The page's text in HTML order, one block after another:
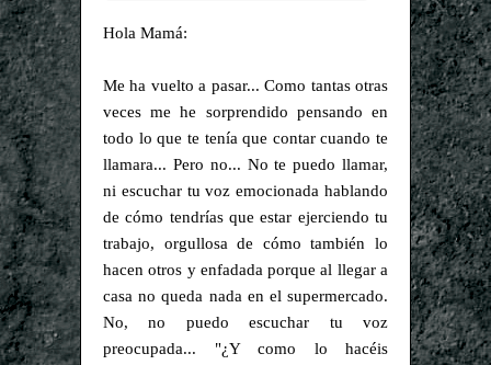
Hola Mamá:
Me ha vuelto a pasar... Como tantas otras
veces me he sorprendido pensando en
todo lo que te tenía que contar cuando te
llamara... Pero no... No te puedo llamar,
ni escuchar tu voz emocionada hablando
de cómo tendrías que estar ejerciendo tu
trabajo, orgullosa de cómo también lo
hacen otros y enfadada porque al llegar a
casa no queda nada en el supermercado.
No, no puedo escuchar tu voz
preocupada... "¿Y como lo hacéis